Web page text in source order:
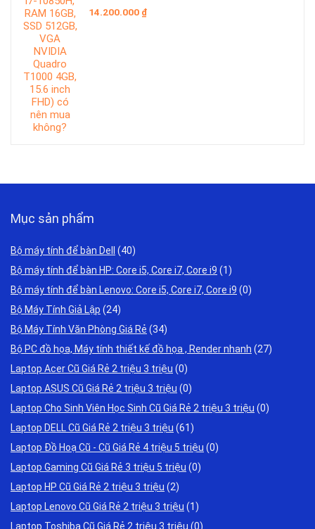
14.200.000 ₫
Mục sản phẩm
Bộ máy tính để bàn Dell
(40)
Bộ máy tính để bàn HP: Core i5, Core i7, Core i9 (1)
Bộ máy tính để bàn Lenovo: Core i5, Core i7, Core i9 (0)
Bộ Máy Tính Giả Lập (24)
Bộ Máy Tính Văn Phòng Giá Rẻ (34)
Bộ PC đồ họa, Máy tính thiết kế đồ họa , Render nhanh (27)
Laptop Acer Cũ Giá Rẻ 2 triệu 3 triệu (0)
Laptop ASUS Cũ Giá Rẻ 2 triệu 3 triệu (0)
Laptop Cho Sinh Viên Học Sinh Cũ Giá Rẻ 2 triệu 3 triệu (0)
Laptop DELL Cũ Giá Rẻ 2 triệu 3 triệu (61)
Laptop Đồ Hoạ Cũ - Cũ Giá Rẻ 4 triệu 5 triệu (0)
Laptop Gaming Cũ Giá Rẻ 3 triệu 5 triệu (0)
Laptop HP Cũ Giá Rẻ 2 triệu 3 triệu (2)
Laptop Lenovo Cũ Giá Rẻ 2 triệu 3 triệu (1)
Laptop Toshiba Cũ Giá Rẻ 2 triệu 3 triệu (0)